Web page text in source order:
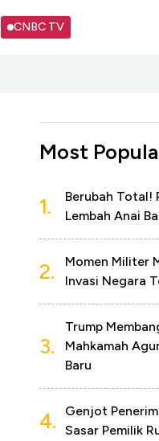
CNBC TV
Most
1.
Berubah Total!
Lembah Anai
2.
Momen Militer
Invasi Negara
3.
Trump
Mahkamah
Baru
4.
Genjot
Sasar Pemilik